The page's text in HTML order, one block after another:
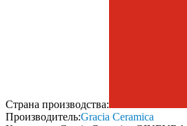
Страна производства:
Производитель:Gracia Ceramica